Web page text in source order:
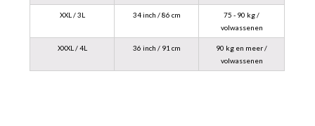
XXL / 3L 34 inch / 86 cm
75 - 90 kg /
volwassenen
XXXL / 4L 36 inch / 91 cm
90 kg en meer /
volwassenen